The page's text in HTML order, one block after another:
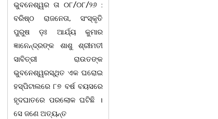
ଭୁବନେଶ୍ୱର ତା ୦୮/୦୮/୨୬ :
ବରିଷ୍ଠ ରାଜନେତା, ସଂସ୍କୃତି
ପୁରୁଷ ଡ଼ଃ ଆର୍ଯ୍ୟ କୁମାର
ଜ୍ଞାନେନ୍ଦ୍ରଙ୍କ ଶାଶୁ ଶ୍ରୀମତୀ
ସାବିତ୍ରୀ ରାଉତଙ୍କ
ଭୁବନେଶ୍ୱରସ୍ଥିତ ଏକ ଘରୋଇ
ହସ୍ପିଟାଲରେ ୮୭ ବର୍ଷ ବୟସରେ
ହୃଦଘାତରେ ପରଲୋକ ଘଟିଛି ।
ସେ ଜଣେ ଅତ୍ୟନ୍ତ